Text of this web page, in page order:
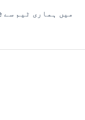
مزید جاننے کے لیے NY Spine Institute میں ہماری ٹیم سے